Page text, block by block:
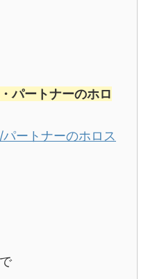
パートナーのホロ
ートナーのホロス